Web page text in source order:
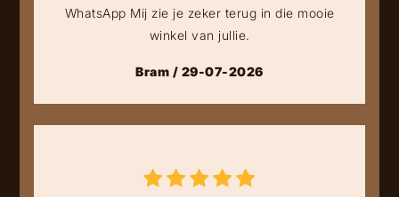
WhatsApp Mij zie je zeker terug in die mooie
winkel van jullie.
Bram / 29-07-2026